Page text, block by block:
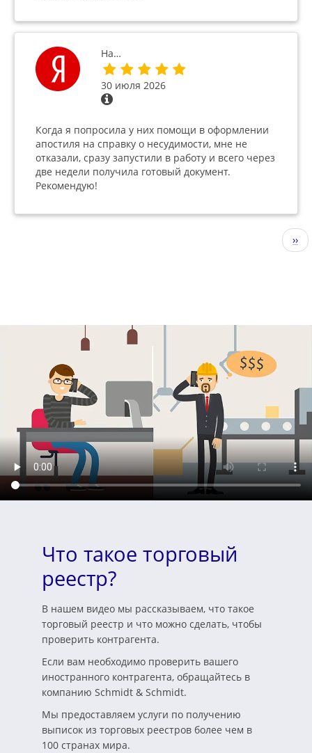
На…
30 июля 2026
Когда я попросила у них помощи в оформлении
апостиля на справку о несудимости, мне не
отказали, сразу запустили в работу и всего через
две недели получила готовый документ.
Рекомендую!
››
Что такое торговый
реестр?
В нашем видео мы рассказываем, что такое
торговый реестр и что можно сделать, чтобы
проверить контрагента.
Если вам необходимо проверить вашего
иностранного контрагента, обращайтесь в
компанию Schmidt & Schmidt.
Мы предоставляем услуги по получению
выписок из торговых реестров более чем в
100 странах мира.